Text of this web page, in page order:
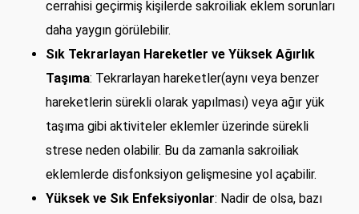
cerrahisi geçirmiş kişilerde sakroiliak eklem sorunları
daha yaygın görülebilir.
Sık Tekrarlayan Hareketler ve Yüksek Ağırlık
Taşıma: Tekrarlayan hareketler(aynı veya benzer
hareketlerin sürekli olarak yapılması) veya ağır yük
taşıma gibi aktiviteler eklemler üzerinde sürekli
strese neden olabilir. Bu da zamanla sakroiliak
eklemlerde disfonksiyon gelişmesine yol açabilir.
Yüksek ve Sık Enfeksiyonlar: Nadir de olsa, bazı